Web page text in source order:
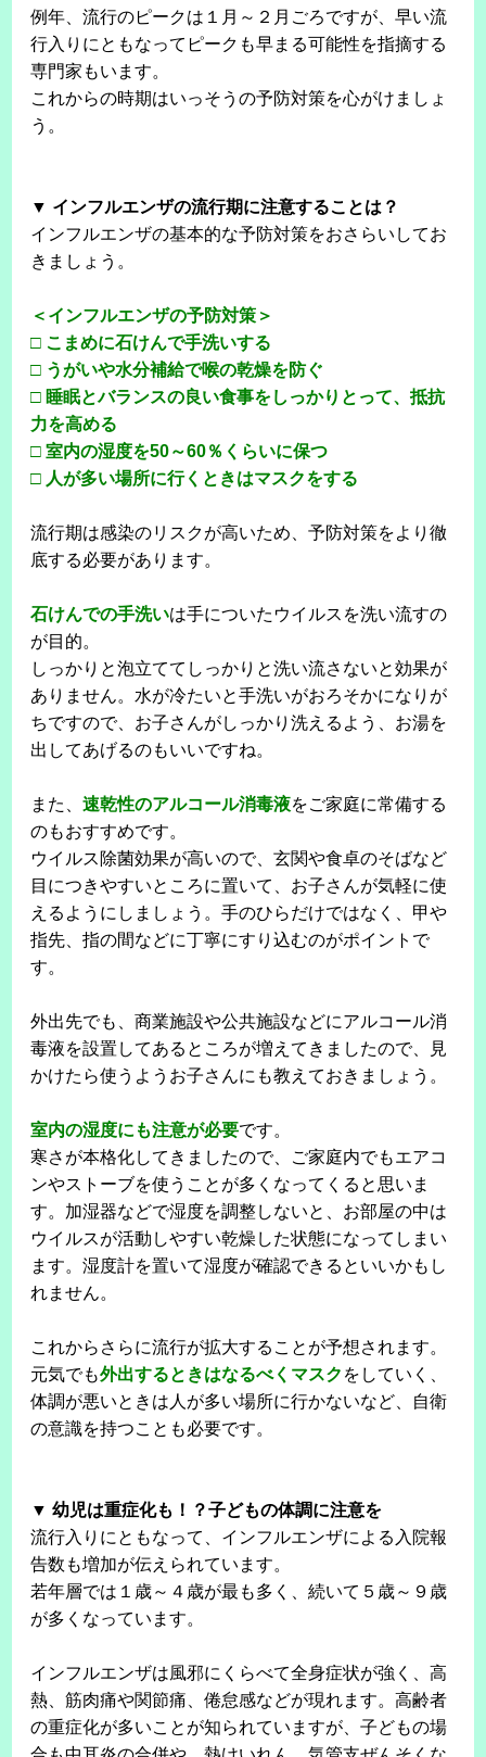
例年、流行のピークは１月～２月ごろですが、早い流
行入りにともなってピークも早まる可能性を指摘する
専門家もいます。
これからの時期はいっそうの予防対策を心がけましょ
う。
▼ インフルエンザの流行期に注意することは？
インフルエンザの基本的な予防対策をおさらいしてお
きましょう。
＜インフルエンザの予防対策＞
□ こまめに石けんで手洗いする
□ うがいや水分補給で喉の乾燥を防ぐ
□ 睡眠とバランスの良い食事をしっかりとって、抵抗
力を高める
□ 室内の湿度を50～60％くらいに保つ
□ 人が多い場所に行くときはマスクをする
流行期は感染のリスクが高いため、予防対策をより徹
底する必要があります。
石けんでの手洗いは手についたウイルスを洗い流すの
が目的。
しっかりと泡立ててしっかりと洗い流さないと効果が
ありません。水が冷たいと手洗いがおろそかになりが
ちですので、お子さんがしっかり洗えるよう、お湯を
出してあげるのもいいですね。
また、速乾性のアルコール消毒液をご家庭に常備する
のもおすすめです。
ウイルス除菌効果が高いので、玄関や食卓のそばなど
目につきやすいところに置いて、お子さんが気軽に使
えるようにしましょう。手のひらだけではなく、甲や
指先、指の間などに丁寧にすり込むのがポイントで
す。
外出先でも、商業施設や公共施設などにアルコール消
毒液を設置してあるところが増えてきましたので、見
かけたら使うようお子さんにも教えておきましょう。
室内の湿度にも注意が必要です。
寒さが本格化してきましたので、ご家庭内でもエアコ
ンやストーブを使うことが多くなってくると思いま
す。加湿器などで湿度を調整しないと、お部屋の中は
ウイルスが活動しやすい乾燥した状態になってしまい
ます。湿度計を置いて湿度が確認できるといいかもし
れません。
これからさらに流行が拡大することが予想されます。
元気でも外出するときはなるべくマスク をしていく、
体調が悪いときは人が多い場所に行かないなど、自衛
の意識を持つことも必要です。
▼ 幼児は重症化も！？子どもの体調に注意を
流行入りにともなって、インフルエンザによる入院報
告数も増加が伝えられています。
若年層では１歳～４歳が最も多く、続いて５歳～９歳
が多くなっています。
インフルエンザは風邪にくらべて全身症状が強く、高
熱、筋肉痛や関節痛、倦怠感などが現れます。高齢者
の重症化が多いことが知られていますが、子どもの場